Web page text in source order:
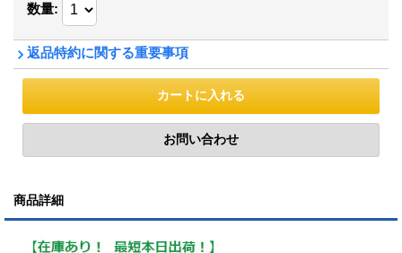
数量:
返品特約に関する重要事項
商品詳細